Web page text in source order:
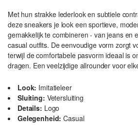
Met hun strakke lederlook en subtiele
deze sneakers je look een sportieve,
gemakkelijk te combineren - van jeans en
casual outfits. De eenvoudige vorm zorgt
terwijl de comfortabele pasvorm ideaal is
dragen. Een veelzijdige allrounder voor
Look: Imitatieleer
Sluiting: Vetersluiting
Details: Logo
Gelegenheid: Casual